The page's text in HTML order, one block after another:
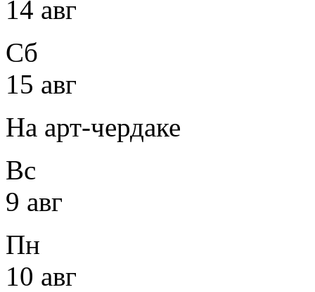
14 авг
Сб
15 авг
На арт-чердаке
Вс
9 авг
Пн
10 авг